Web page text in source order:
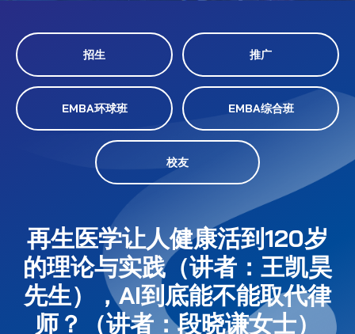
招生 推广
EMBA环球班 EMBA综合班
校友
再生医学让人健康活到120岁
的理论与实践（讲者：王凯昊
先生），AI到底能不能取代律
师？（讲者：段晓谦女士）